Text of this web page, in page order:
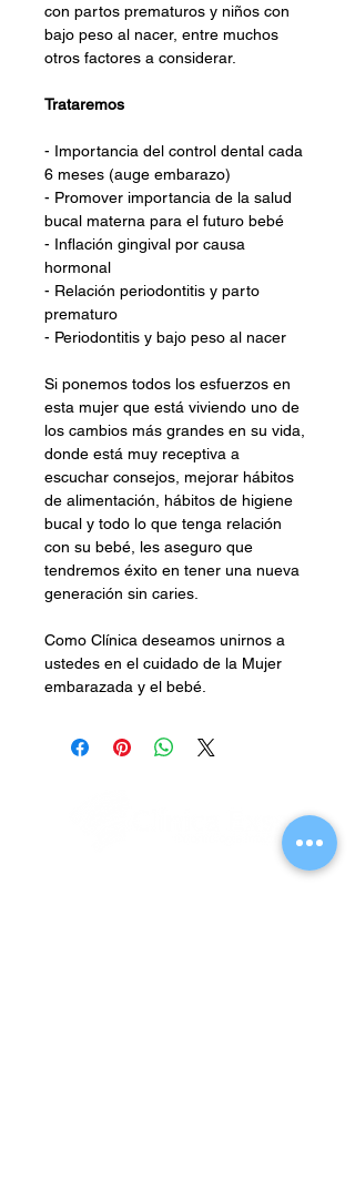
con partos prematuros y niños con
bajo peso al nacer, entre muchos
otros factores a considerar.
Trataremos
- Importancia del control dental cada
6 meses (auge embarazo)
- Promover importancia de la salud
bucal materna para el futuro bebé
- Inflación gingival por causa
hormonal
- Relación periodontitis y parto
prematuro
- Periodontitis y bajo peso al nacer
Si ponemos todos los esfuerzos en
esta mujer que está viviendo uno de
los cambios más grandes en su vida,
donde está muy receptiva a
escuchar consejos, mejorar hábitos
de alimentación, hábitos de higiene
bucal y todo lo que tenga relación
con su bebé, les aseguro que
tendremos éxito en tener una nueva
generación sin caries.
Como Clínica deseamos unirnos a
ustedes en el cuidado de la Mujer
embarazada y el bebé.
Suscríbete para Saber Novedades